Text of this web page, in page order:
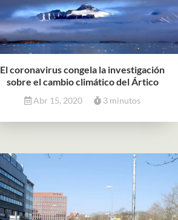
El coronavirus congela la investigación
sobre el cambio climático del Ártico
Abr 15, 2020 3 minutos